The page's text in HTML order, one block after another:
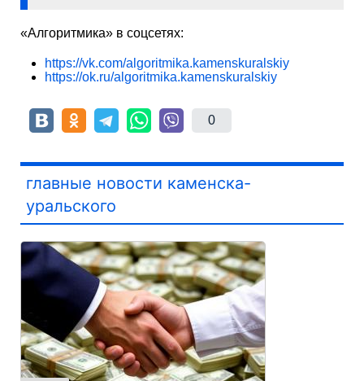
«Алгоритмика» в соцсетях:
https://vk.com/algoritmika.kamenskuralskiy
https://ok.ru/algoritmika.kamenskuralskiy
0
главные новости каменска-
уральского